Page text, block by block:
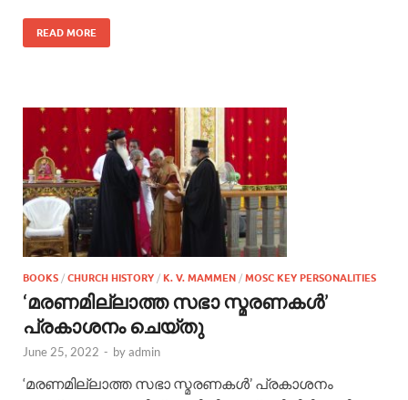
READ MORE
BOOKS / CHURCH HISTORY / K. V. MAMMEN / MOSC KEY PERSONALITIES
‘മരണമില്ലാത്ത സഭാ സ്മരണകള്‍’
പ്രകാശനം ചെയ്തു
June 25, 2022 - byadmin
‘മരണമില്ലാത്ത സഭാ സ്മരണകള്‍’ പ്രകാശനം